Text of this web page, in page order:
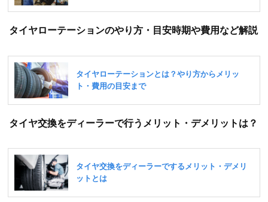
タイヤローテーションのやり方・目安時期や費用など解説
タイヤ交換をディーラーで行うメリット・デメリットは？